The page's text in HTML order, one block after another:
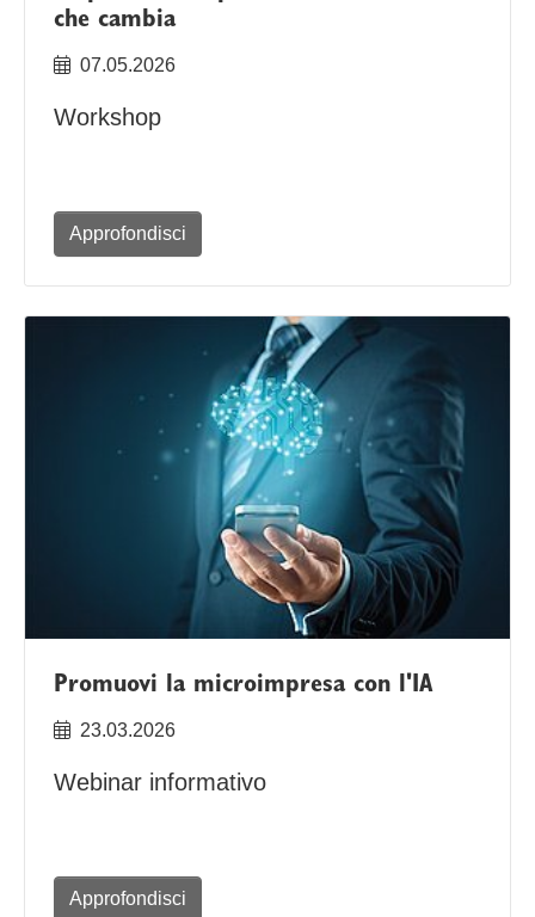
che cambia
07.05.2026
Workshop
Approfondisci
Promuovi la microimpresa con l'IA
23.03.2026
Webinar informativo
Approfondisci